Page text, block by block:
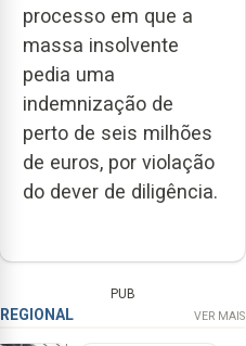
processo em que a
massa insolvente
pedia uma
indemnização de
perto de seis milhões
de euros, por violação
do dever de diligência.
PUB
REGIONAL VER MAIS